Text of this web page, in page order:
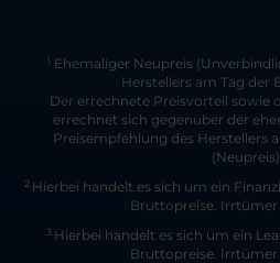
1
Ehemaliger Neupreis
Herstellers am Tag der
Der errechnete Preisvorteil sowie
errechnet sich gegenüber der
Preisempfehlung des Herstellers
2 Hierbei handelt es sich um ein
Bruttopreise. Irrtümer
3 Hierbei handelt es sich um ein
Bruttopreise. Irrtümer